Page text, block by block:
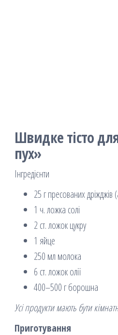
Швидке тісто
пух»
Інгредієнти
25 г пресованих дріжджів
1 ч. ложка солі
2 ст. ложок цукру
1 яйце
250 мл молока
6 ст. ложок олії
400–500 г борошна
Усі продукти мають бути
Приготування